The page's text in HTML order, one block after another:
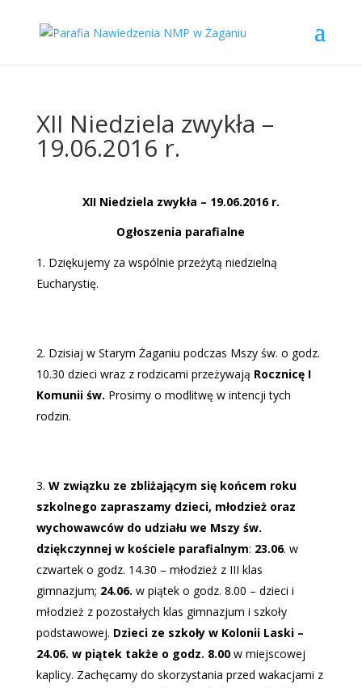
XII Niedziela zwykła –
19.06.2016 r.
XII Niedziela zwykła – 19.06.2016 r.
Ogłoszenia parafialne
Dziękujemy za wspólnie przeżytą niedzielną
Eucharystię.
Dzisiaj w Starym Żaganiu podczas Mszy św. o godz.
10.30 dzieci wraz z rodzicami przeżywają Rocznicę I
Komunii św. Prosimy o modlitwę w intencji tych
rodzin.
W związku ze zbliżającym się końcem roku
szkolnego zapraszamy dzieci, młodzież oraz
wychowawców do udziału we Mszy św.
dziękczynnej w kościele parafialnym: 23.06. w
czwartek o godz. 14.30 – młodzież z III klas
gimnazjum; 24.06. w piątek o godz. 8.00 – dzieci i
młodzież z pozostałych klas gimnazjum i szkoły
podstawowej. Dzieci ze szkoły w Kolonii Laski –
24.06. w piątek także o godz. 8.00w miejscowej
kaplicy. Zachęcamy do skorzystania przed wakacjami z